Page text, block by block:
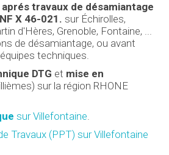
travaux de désamiantage
X 46-021. sur Échirolles,
d'Hères, Grenoble, Fontaine, ...
de désamiantage, ou avant
techniques.
DTG et mise en
sur la région RHONE
sur Villefontaine.
Travaux (PPT) sur Villefontaine